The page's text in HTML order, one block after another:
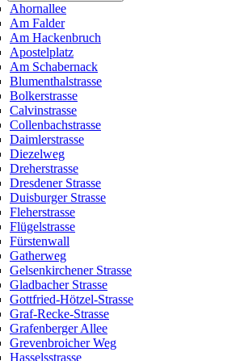
Ahornallee
Am Falder
Am Hackenbruch
Apostelplatz
Am Schabernack
Blumenthalstrasse
Bolkerstrasse
Calvinstrasse
Collenbachstrasse
Daimlerstrasse
Diezelweg
Dreherstrasse
Dresdener Strasse
Duisburger Strasse
Fleherstrasse
Flügelstrasse
Fürstenwall
Gatherweg
Gelsenkirchener Strasse
Gladbacher Strasse
Gottfried-Hötzel-Strasse
Graf-Recke-Strasse
Grafenberger Allee
Grevenbroicher Weg
Hasselsstrasse